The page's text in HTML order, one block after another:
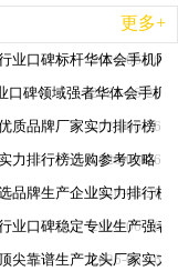
更多+
2026-06-26
业口碑标杆华体会手机网
2026-06-26
碑领域强者华体会手机
2026-06-26
质品牌厂家实力排行榜
2026-06-26
力排行榜选购参考攻略
2026-06-26
品牌生产企业实力排行榜
2026-06-26
业口碑稳定专业生产强者
2026-06-26
尖靠谱生产龙头厂家实力